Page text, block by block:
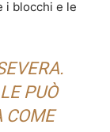
i blocchi e le
PUÒ
COME